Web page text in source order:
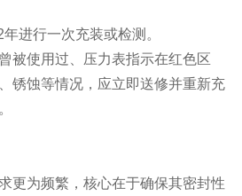
进行一次充装或检测。‌
被使用过、压力表指示在红色区
锈蚀等情况，应立即送修并重新充
更为频繁，核心在于确保其密封性